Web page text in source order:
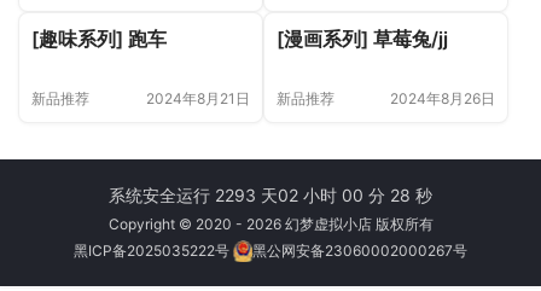
[趣味系列] 跑车
新品推荐 2024年8月21日
[漫画系列] 草莓兔/jj
新品推荐 2024年8月26日
系统安全运行 2293 天02 小时 00 分 29 秒
Copyright © 2020 - 2026 幻梦虚拟小店 版权所有
黑ICP备2025035222号
黑公网安备23060002000267号